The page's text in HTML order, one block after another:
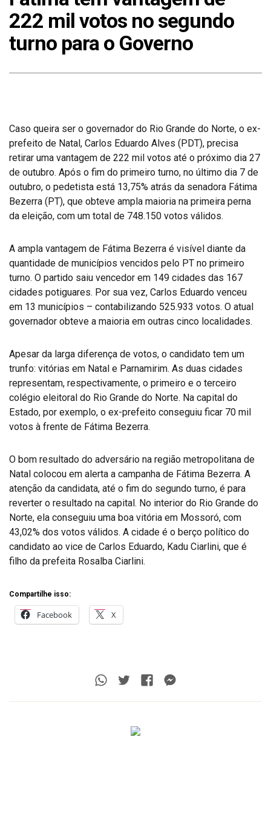
222 mil votos no segundo
turno para o Governo
Caso queira ser o governador do Rio Grande do Norte, o ex-
prefeito de Natal, Carlos Eduardo Alves (PDT), precisa
retirar uma vantagem de 222 mil votos até o próximo dia 27
de outubro. Após o fim do primeiro turno, no último dia 7 de
outubro, o pedetista está 13,75% atrás da senadora Fátima
Bezerra (PT), que obteve ampla maioria na primeira perna
da eleição, com um total de 748.150 votos válidos.
A ampla vantagem de Fátima Bezerra é visível diante da
quantidade de municípios vencidos pelo PT no primeiro
turno. O partido saiu vencedor em 149 cidades das 167
cidades potiguares. Por sua vez, Carlos Eduardo venceu
em 13 municípios – contabilizando 525.933 votos. O atual
governador obteve a maioria em outras cinco localidades.
Apesar da larga diferença de votos, o candidato tem um
trunfo: vitórias em Natal e Parnamirim. As duas cidades
representam, respectivamente, o primeiro e o terceiro
colégio eleitoral do Rio Grande do Norte. Na capital do
Estado, por exemplo, o ex-prefeito conseguiu ficar 70 mil
votos à frente de Fátima Bezerra.
O bom resultado do adversário na região metropolitana de
Natal colocou em alerta a campanha de Fátima Bezerra. A
atenção da candidata, até o fim do segundo turno, é para
reverter o resultado na capital. No interior do Rio Grande do
Norte, ela conseguiu uma boa vitória em Mossoró, com
43,02% dos votos válidos. A cidade é o berço político do
candidato ao vice de Carlos Eduardo, Kadu Ciarlini, que é
filho da prefeita Rosalba Ciarlini.
Compartilhe isso:
Facebook X
Whatsapp
TwitterFacebook